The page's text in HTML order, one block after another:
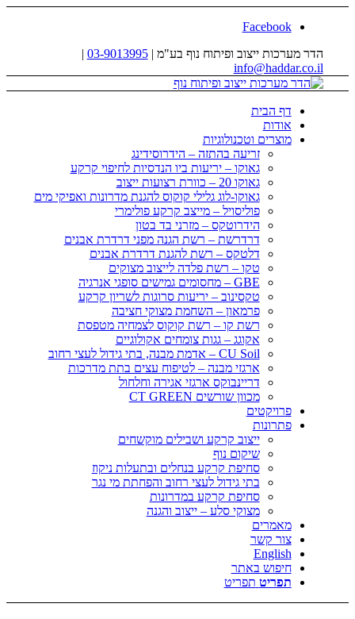
Facebook
הדר מערכות ייצוב ופיתוח נוף בע"מ |03-9013995
|
info@haddar.co.il
דף הבית
אודות
מוצרים וטכנולוגיות
זריעה בהתזה – הידרוסידינג
גאוקו – יריעות ביו הנדסיות לחיפוי קרקע
גאוקו 20 – כוורת רצועות ייצוב
גאוקו-לוג גלילי קוקוס להגנת מדרונות ואפיקי מים
פוליסויל – מייצב קרקע פולימרי
הידרוטקס – מזרני בד בטון
דרדרשת – רשת הגנה מפני דרדרת אבנים
דלטקס – רשת להגנת דרדרת אבנים
טקו – רשת פלדה לייצוב מצוקים
GBE – מחסומים גמישים סופגי אנרגיה
טקסינוב – יריעות סרוגות לשריון קרקע
פרמאון – השחמת מצוקי חציבה
רשת קו – רשת קוקוס לצמחיה מטפסת
אקוגג – גגות צומחים אקולוגיים
CU Soil – אדמת מבנה, בתי גידול לעצי רחוב
ארגזי מבנה – לטיפוח עצים בתת מדרכות
דריינבוקס ארגזי אגירה וחלחול
מכוון שורשים CT GREEN
פרויקטים
פתרונות
ייצוב קרקע ושבילים מוקשחים
שיקום נוף
סחיפת קרקע בנחלים ובתעלות ניקוז
בתי גידול לעצי רחוב והפחתת מי נגר
סחיפת קרקע במדרונות
מצוקי סלע – ייצוב והגנה
מאמרים
צור קשר
English
חיפוש באתר
תפריט תפריט